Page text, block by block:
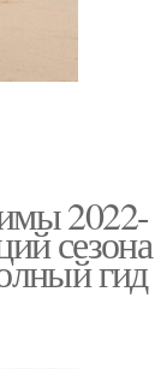
2022-
сезона
гид